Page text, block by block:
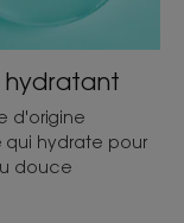
d'origine
qui hydrate pour
douce